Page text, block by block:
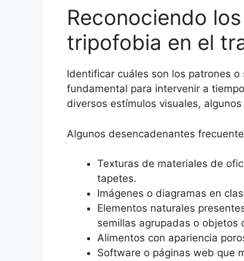
Reconociendo
tripofobia en el
Identificar cuáles son los patrones
fundamental para intervenir a
diversos estímulos visuales,
Algunos desencadenantes
Texturas de materiales de
tapetes.
Imágenes o diagramas en
Elementos naturales
semillas agrupadas o objetos
Alimentos con apariencia
Software o páginas web que